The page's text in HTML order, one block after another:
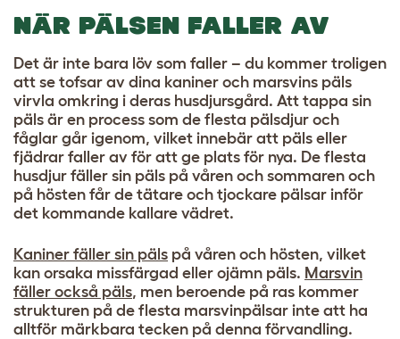
NÄR PÄLSEN FALLER AV
Det är inte bara löv som faller – du kommer troligen
att se tofsar av dina kaniner och marsvins päls
virvla omkring i deras husdjursgård. Att tappa sin
päls är en process som de flesta pälsdjur och
fåglar går igenom, vilket innebär att päls eller
fjädrar faller av för att ge plats för nya. De flesta
husdjur fäller sin päls på våren och sommaren och
på hösten får de tätare och tjockare pälsar inför
det kommande kallare vädret.
Kaniner fäller sin päls på våren och hösten, vilket
kan orsaka missfärgad eller ojämn päls. Marsvin
fäller också päls, men beroende på ras kommer
strukturen på de flesta marsvinpälsar inte att ha
alltför märkbara tecken på denna förvandling.